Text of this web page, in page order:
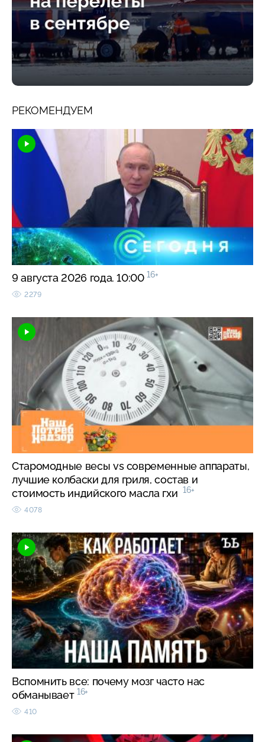
РЕКОМЕНДУЕМ
9 августа 2026 года. 10:00 16+
2279
Старомодные весы vs современные аппараты,
лучшие колбаски для гриля, состав и
стоимость индийского масла гхи 16+
4078
Вспомнить все: почему мозг часто нас
обманывает 16+
410